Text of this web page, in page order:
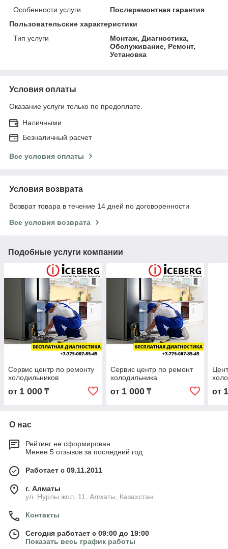
Особенности услуги
Послеремонтная гарантия
Пользовательские характеристики
Тип услуги
Монтаж, Диагностика,
Обслуживание, Ремонт,
Установка
Условия оплаты
Оказание услуги только по предоплате.
Наличными
Безналичный расчет
Все условия оплаты
Условия возврата
Возврат товара в течение 14 дней по договоренности
Все условия возврата
Подобные услуги компании
Сервис центр по ремонту
холодильников
от 1 000 ₸
Сервис центр по ремонт
холодильника
от 1 000₸ от
О нас
Рейтинг не сформирован
Менее 5 отзывов за последний год
Работает с 09.11.2011
г. Алматы
ул. Нурлы жол, 11, Алматы, Казахстан
Контакты
Сегодня работает с 09:00 до 19:00
Показать весь график работы